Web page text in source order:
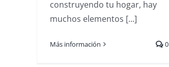
construyendo tu hogar, hay
muchos elementos [...]
Más información 0